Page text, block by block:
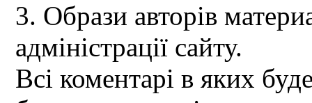
3. Образи авторів
адміністрації сайту.
Всі коментарі в яких